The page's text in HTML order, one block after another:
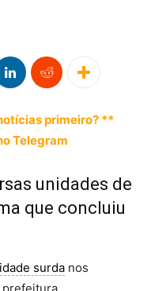
primeiro? **
Telegram
unidades de
que concluiu
surda nos